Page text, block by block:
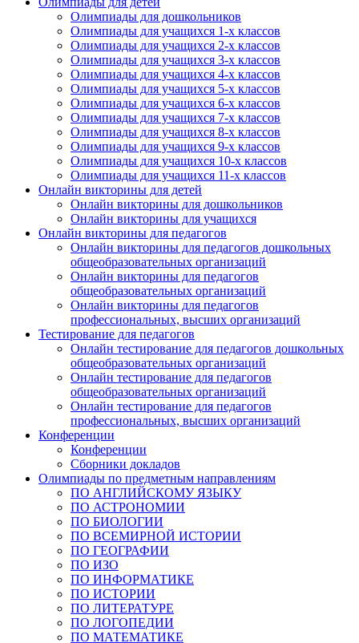
Олимпиады для дошкольников
Олимпиады для учащихся 1-х классов
Олимпиады для учащихся 2-х классов
Олимпиады для учащихся 3-х классов
Олимпиады для учащихся 4-х классов
Олимпиады для учащихся 5-х классов
Олимпиады для учащихся 6-х классов
Олимпиады для учащихся 7-х классов
Олимпиады для учащихся 8-х классов
Олимпиады для учащихся 9-х классов
Олимпиады для учащихся 10-х классов
Олимпиады для учащихся 11-х классов
Онлайн викторины для детей
Онлайн викторины для дошкольников
Онлайн викторины для учащихся
Онлайн викторины для педагогов
Онлайн викторины для педагогов дошкольных
общеобразовательных организаций
Онлайн викторины для педагогов
общеобразовательных организаций
Онлайн викторины для педагогов
профессиональных, высших организаций
Тестирование для педагогов
Онлайн тестирование для педагогов дошкольных
общеобразовательных организаций
Онлайн тестирование для педагогов
общеобразовательных организаций
Онлайн тестирование для педагогов
профессиональных, высших организаций
Конференции
Конференции
Сборники докладов
Олимпиады по предметным направлениям
ПО АНГЛИЙСКОМУ ЯЗЫКУ
ПО АСТРОНОМИИ
ПО БИОЛОГИИ
ПО ВСЕМИРНОЙ ИСТОРИИ
ПО ГЕОГРАФИИ
ПО ИЗО
ПО ИНФОРМАТИКЕ
ПО ИСТОРИИ
ПО ЛИТЕРАТУРЕ
ПО ЛОГОПЕДИИ
ПО МАТЕМАТИКЕ